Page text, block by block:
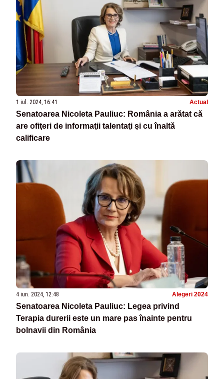
1 iul. 2024, 16:41 Actual
Senatoarea Nicoleta Pauliuc: România a arătat că
are ofiţeri de informaţii talentaţi şi cu înaltă
calificare
4 iun. 2024, 12:48 Alegeri 2024
Senatoarea Nicoleta Pauliuc: Legea privind
Terapia durerii este un mare pas înainte pentru
bolnavii din România